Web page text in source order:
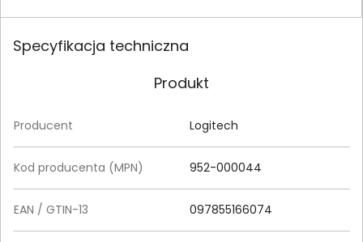
Specyfikacja techniczna
Produkt
Producent Logitech
Kod producenta (MPN) 952-000044
EAN / GTIN-13 097855166074